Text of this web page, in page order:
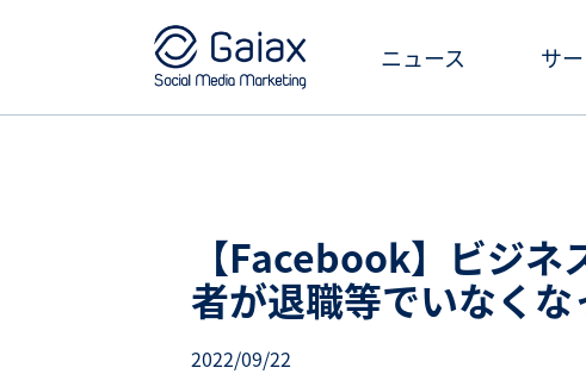
ニュース サ
ク
【Facebook】ビジネ
者が退職等でいなく
2022/09/22